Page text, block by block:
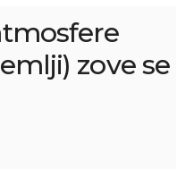
zove se